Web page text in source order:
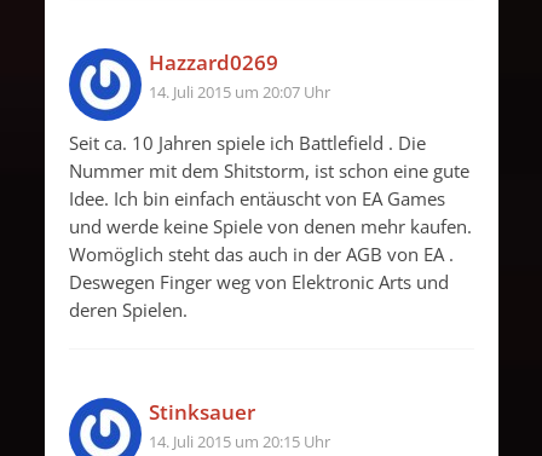
Hazzard0269
14. Juli 2015 um 20:07 Uhr
Seit ca. 10 Jahren spiele ich Battlefield . Die
Nummer mit dem Shitstorm, ist schon eine gute
Idee. Ich bin einfach entäuscht von EA Games
und werde keine Spiele von denen mehr kaufen.
Womöglich steht das auch in der AGB von EA .
Deswegen Finger weg von Elektronic Arts und
deren Spielen.
Stinksauer
14. Juli 2015 um 20:15 Uhr